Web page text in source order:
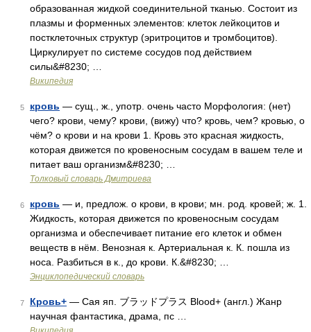
образованная жидкой соединительной тканью. Состоит из
плазмы и форменных элементов: клеток лейкоцитов и
постклеточных структур (эритроцитов и тромбоцитов).
Циркулирует по системе сосудов под действием
силы&#8230; …
Википедия
5 кровь — сущ., ж., употр. очень часто Морфология: (нет)
чего? крови, чему? крови, (вижу) что? кровь, чем? кровью, о
чём? о крови и на крови 1. Кровь это красная жидкость,
которая движется по кровеносным сосудам в вашем теле и
питает ваш организм&#8230; …
Толковый словарь Дмитриева
6 кровь — и, предлож. о крови, в крови; мн. род. кровей; ж. 1.
Жидкость, которая движется по кровеносным сосудам
организма и обеспечивает питание его клеток и обмен
веществ в нём. Венозная к. Артериальная к. К. пошла из
носа. Разбиться в к., до крови. К.&#8230; …
Энциклопедический словарь
7 Кровь+ — Сая яп. ブラッドプラス Blood+ (англ.) Жанр
научная фантастика, драма, пс …